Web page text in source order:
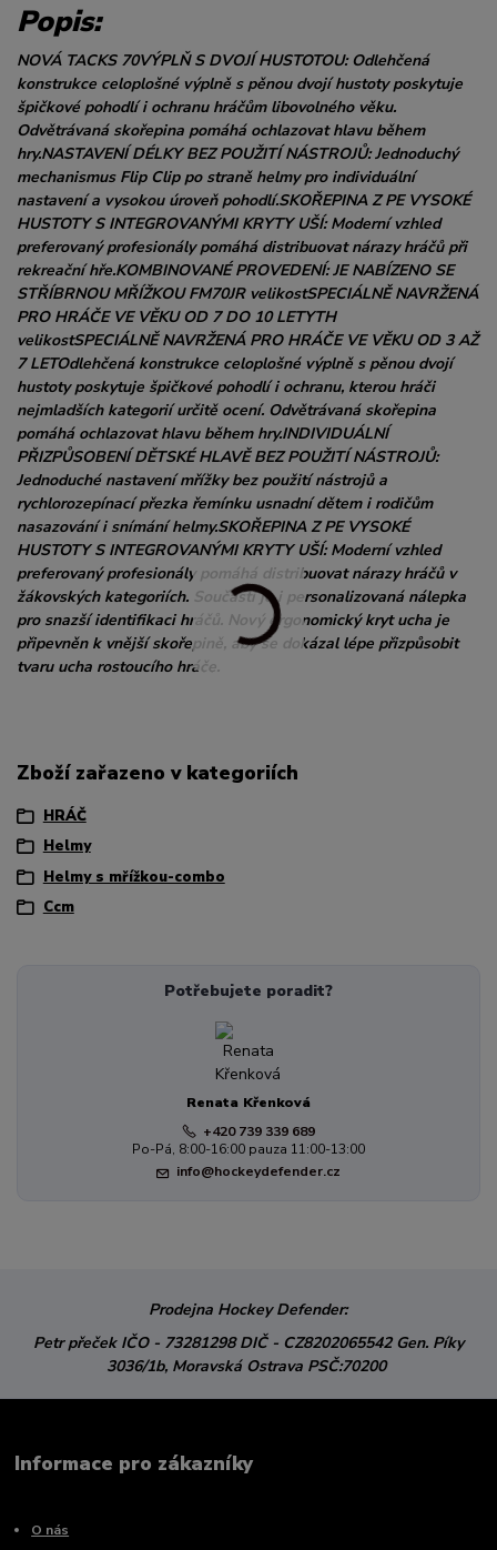
Popis:
NOVÁ TACKS 70VÝPLŇ S DVOJÍ HUSTOTOU: Odlehčená
konstrukce celoplošné výplně s pěnou dvojí hustoty poskytuje
špičkové pohodlí i ochranu hráčům libovolného věku.
Odvětrávaná skořepina pomáhá ochlazovat hlavu během
hry.NASTAVENÍ DÉLKY BEZ POUŽITÍ NÁSTROJŮ: Jednoduchý
mechanismus Flip Clip po straně helmy pro individuální
nastavení a vysokou úroveň pohodlí.SKOŘEPINA Z PE VYSOKÉ
HUSTOTY S INTEGROVANÝMI KRYTY UŠÍ: Moderní vzhled
preferovaný profesionály pomáhá distribuovat nárazy hráčů při
rekreační hře.KOMBINOVANÉ PROVEDENÍ: JE NABÍZENO SE
STŘÍBRNOU MŘÍŽKOU FM70JR velikostSPECIÁLNĚ NAVRŽENÁ
PRO HRÁČE VE VĚKU OD 7 DO 10 LETYTH
velikostSPECIÁLNĚ NAVRŽENÁ PRO HRÁČE VE VĚKU OD 3 AŽ
7 LETOdlehčená konstrukce celoplošné výplně s pěnou dvojí
hustoty poskytuje špičkové pohodlí i ochranu, kterou hráči
nejmladších kategorií určitě ocení. Odvětrávaná skořepina
pomáhá ochlazovat hlavu během hry.INDIVIDUÁLNÍ
PŘIZPŮSOBENÍ DĚTSKÉ HLAVĚ BEZ POUŽITÍ NÁSTROJŮ:
Jednoduché nastavení mřížky bez použití nástrojů a
rychlorozepínací přezka řemínku usnadní dětem i rodičům
nasazování i snímání helmy.SKOŘEPINA Z PE VYSOKÉ
HUSTOTY S INTEGROVANÝMI KRYTY UŠÍ: Moderní vzhled
preferovaný profesionály pomáhá distribuovat nárazy hráčů v
žákovských kategoriích. Součástí je i personalizovaná nálepka
pro snazší identifikaci hráčů. Nový ergonomický kryt ucha je
připevněn k vnější skořepině, aby se dokázal lépe přizpůsobit
tvaru ucha rostoucího hráče.
Zboží zařazeno v kategoriích
HRÁČ
Helmy
Helmy s mřížkou-combo
Ccm
Potřebujete poradit?
Renata Křenková
+420 739 339 689
Po-Pá, 8:00-16:00 pauza 11:00-13:00
info@hockeydefender.cz
Prodejna Hockey Defender:
Petr přeček IČO - 73281298DIČ - CZ8202065542 Gen. Píky
3036/1b, Moravská Ostrava PSČ:70200
Informace pro zákazníky
O nás